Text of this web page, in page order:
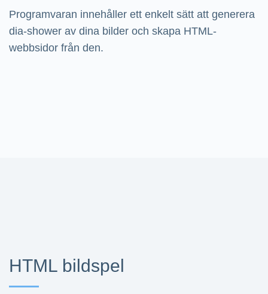
Programvaran innehåller ett enkelt sätt att generera
dia-shower av dina bilder och skapa HTML-
webbsidor från den.
HTML bildspel